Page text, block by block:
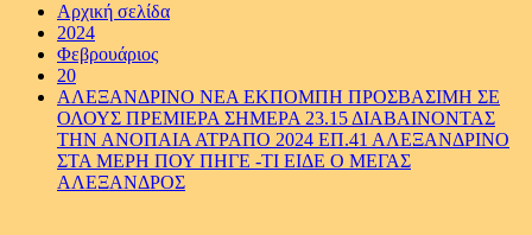
Αρχική σελίδα
2024
Φεβρουάριος
20
ΑΛΕΞΑΝΔΡΙΝΟ ΝΕΑ ΕΚΠΟΜΠΗ ΠΡΟΣΒΑΣΙΜΗ ΣΕ
ΟΛΟΥΣ ΠΡΕΜΙΕΡΑ ΣΗΜΕΡΑ 23.15 ΔΙΑΒΑΙΝΟΝΤΑΣ
ΤΗΝ ΑΝΟΠΑΙΑ ΑΤΡΑΠΟ 2024 ΕΠ.41 ΑΛΕΞΑΝΔΡΙΝΟ
ΣΤΑ ΜΕΡΗ ΠΟΥ ΠΗΓΕ -ΤΙ ΕΙΔΕ Ο ΜΕΓΑΣ
ΑΛΕΞΑΝΔΡΟΣ